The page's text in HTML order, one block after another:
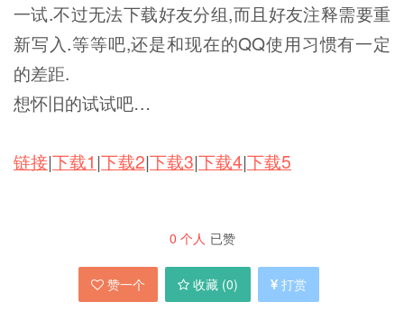
一试.不过无法下载好友分组,而且好友注释需要重
新写入.等等吧,还是和现在的QQ使用习惯有一定
的差距.
想怀旧的试试吧…
链接|下载1|下载2|下载3|下载4|下载5
0 个人 已赞
赞一个 收藏 (0) 打赏